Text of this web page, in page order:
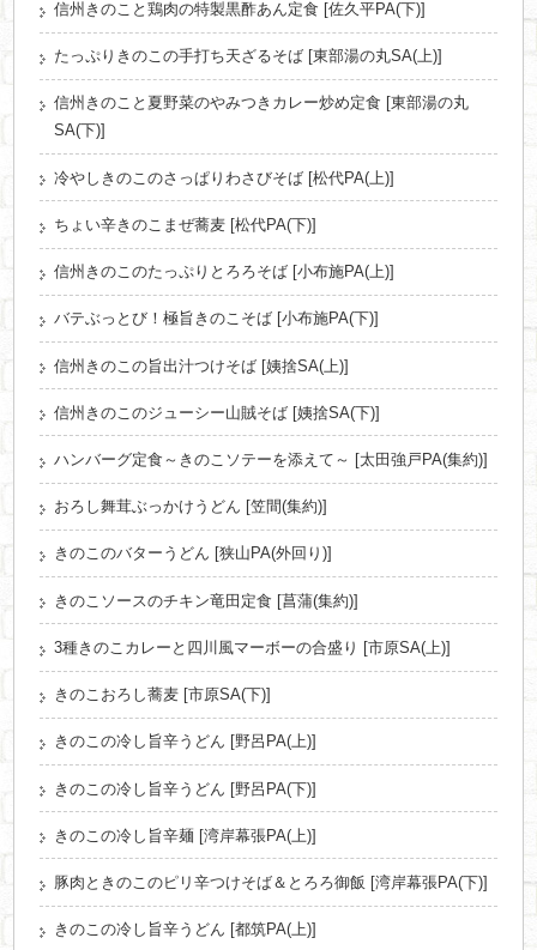
信州きのこと鶏肉の特製黒酢あん定食 [佐久平PA(下)]
たっぷりきのこの手打ち天ざるそば [東部湯の丸SA(上)]
信州きのこと夏野菜のやみつきカレー炒め定食 [東部湯の丸
SA(下)]
冷やしきのこのさっぱりわさびそば [松代PA(上)]
ちょい辛きのこまぜ蕎麦 [松代PA(下)]
信州きのこのたっぷりとろろそば [小布施PA(上)]
バテぶっとび！極旨きのこそば [小布施PA(下)]
信州きのこの旨出汁つけそば [姨捨SA(上)]
信州きのこのジューシー山賊そば [姨捨SA(下)]
ハンバーグ定食～きのこソテーを添えて～ [太田強戸PA(集約)]
おろし舞茸ぶっかけうどん [笠間(集約)]
きのこのバターうどん [狭山PA(外回り)]
きのこソースのチキン竜田定食 [菖蒲(集約)]
3種きのこカレーと四川風マーボーの合盛り [市原SA(上)]
きのこおろし蕎麦 [市原SA(下)]
きのこの冷し旨辛うどん [野呂PA(上)]
きのこの冷し旨辛うどん [野呂PA(下)]
きのこの冷し旨辛麺 [湾岸幕張PA(上)]
豚肉ときのこのピリ辛つけそば＆とろろ御飯 [湾岸幕張PA(下)]
きのこの冷し旨辛うどん [都筑PA(上)]